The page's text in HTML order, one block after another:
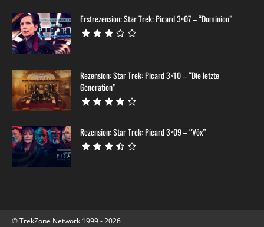
Erstrezension: Star Trek: Picard 3×07 – “Dominion”
Rezension: Star Trek: Picard 3×10 – “Die letzte
Generation”
Rezension: Star Trek: Picard 3×09 – “Võx”
© TrekZone Network 1999 - 2026